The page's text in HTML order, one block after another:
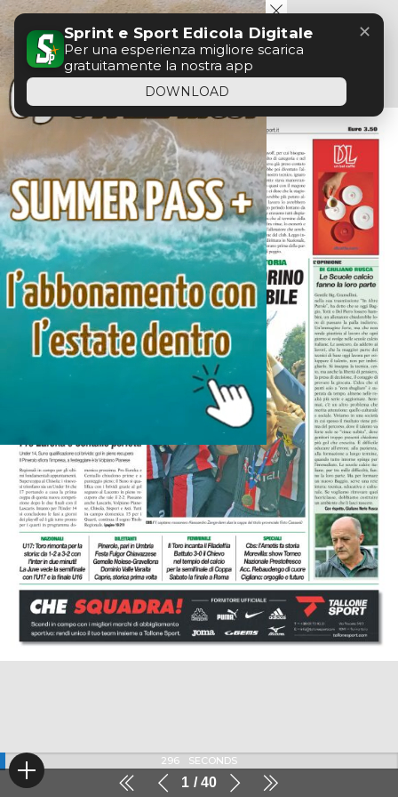
1 40
296 SECONDS
Sprint e Sport Edicola Digitale
Per una esperienza migliore scarica
gratuitamente la nostra app
DOWNLOAD
✕
Menu